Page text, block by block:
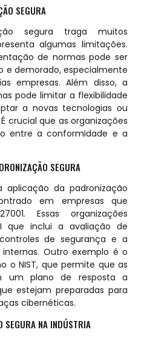
SEGURA
segura traga muitos
algumas limitações.
de normas pode ser
e demorado, especialmente
empresas. Além disso, a
pode limitar a flexibilidade
a novas tecnologias ou
crucial que as organizações
entre a conformidade e a
SEGURA
da padronização
em empresas que
Essas organizações
que inclui a avaliação de
de segurança e a
Outro exemplo é o
o NIST, que permite que as
um plano de resposta a
estejam preparadas para
cibernéticas.
SEGURA NA INDÚSTRIA